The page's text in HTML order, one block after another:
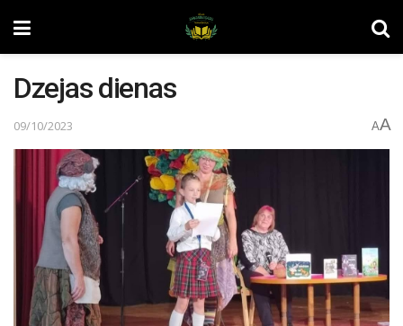
Dzejas dienas
09/10/2023 AA